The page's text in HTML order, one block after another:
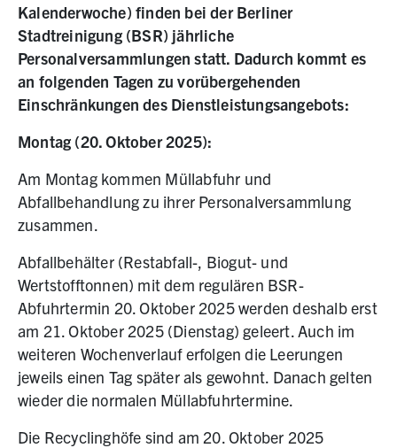
Kalenderwoche) finden bei der Berliner
Stadtreinigung (BSR) jährliche
Personalversammlungen statt. Dadurch kommt es
an folgenden Tagen zu vorübergehenden
Einschränkungen des Dienstleistungsangebots:
Montag (20. Oktober 2025):
Am Montag kommen Müllabfuhr und
Abfallbehandlung zu ihrer Personalversammlung
zusammen.
Abfallbehälter (Restabfall-, Biogut- und
Wertstofftonnen) mit dem regulären BSR-
Abfuhrtermin 20. Oktober 2025 werden deshalb erst
am 21. Oktober 2025 (Dienstag) geleert. Auch im
weiteren Wochenverlauf erfolgen die Leerungen
jeweils einen Tag später als gewohnt. Danach gelten
wieder die normalen Müllabfuhrtermine.
Die Recyclinghöfe sind am 20. Oktober 2025